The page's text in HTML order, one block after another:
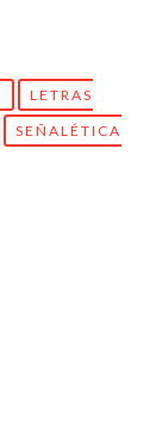
LETRAS
SEÑALÉTICA